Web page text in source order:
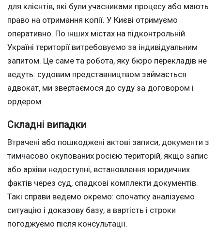
для клієнтів, які були учасниками процесу або мають
право на отримання копії. У Києві отримуємо
оперативно. По інших містах на підконтрольній
Україні території витребовуємо за індивідуальним
запитом. Це саме та робота, яку бюро перекладів не
ведуть: судовим представництвом займається
адвокат, ми звертаємося до суду за договором і
ордером.
Складні випадки
Втрачені або пошкоджені актові записи, документи з
тимчасово окупованих росією територій, якщо запис
або архіви недоступні, встановлення юридичних
фактів через суд, спадкові комплекти документів.
Такі справи ведемо окремо: спочатку аналізуємо
ситуацію і доказову базу, а вартість і строки
погоджуємо після консультації.